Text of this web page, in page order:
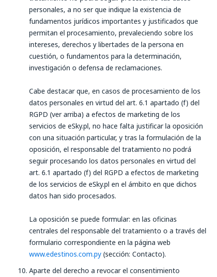
personales, a no ser que indique la existencia de
fundamentos jurídicos importantes y justificados que
permitan el procesamiento, prevaleciendo sobre los
intereses, derechos y libertades de la persona en
cuestión, o fundamentos para la determinación,
investigación o defensa de reclamaciones.
Cabe destacar que, en casos de procesamiento de los
datos personales en virtud del art. 6.1 apartado (f) del
RGPD (ver arriba) a efectos de marketing de los
servicios de eSky.pl, no hace falta justificar la oposición
con una situación particular, y tras la formulación de la
oposición, el responsable del tratamiento no podrá
seguir procesando los datos personales en virtud del
art. 6.1 apartado (f) del RGPD a efectos de marketing
de los servicios de eSky.pl en el ámbito en que dichos
datos han sido procesados.
La oposición se puede formular: en las oficinas
centrales del responsable del tratamiento o a través del
formulario correspondiente en la página web
www.edestinos.com.py (sección: Contacto).
Aparte del derecho a revocar el consentimiento